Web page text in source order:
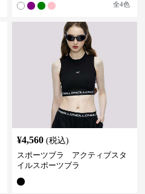
全4色
¥4,560 (税込)
スポーツブラ アクティブスタ
イルスポーツブラ